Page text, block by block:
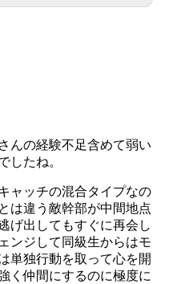
んの経験不足含めて弱い
したね。
ャッチの混合タイプなの
は違う敵幹部が中間地点
げ出してもすぐに再会し
ンジして同級生からはモ
単独行動を取って心を開
く仲間にするのに極度に